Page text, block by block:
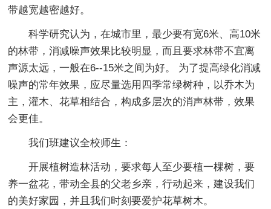
带越宽越密越好。
科学研究认为，在城市里，最少要有宽6米、高10米
的林带，消减噪声效果比较明显，而且要求林带不宜离
声源太远，一般在6--15米之间为好。 为了提高绿化消减
噪声的常年效果，应尽量选用四季常绿树种，以乔木为
主，灌木、花草相结合，构成多层次的消声林带，效果
会更佳。
我们班建议全校师生：
开展植树造林活动，要求每人至少要植一棵树，要
养一盆花，带动全县的父老乡亲，行动起来，建设我们
的美好家园，并且我们时刻要爱护花草树木。